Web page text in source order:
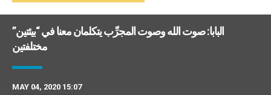
البابا: صوت الله وصوت المجرِّب يتكلمان معنا في “بيئتين”
مختلفتين
MAY 04, 2020 15:07